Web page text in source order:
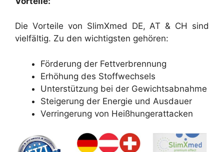
Die Vorteile von SlimXmed DE, AT & CH sind
vielfältig. Zu den wichtigsten gehören:
Förderung der Fettverbrennung
Erhöhung des Stoffwechsels
Unterstützung bei der Gewichtsabnahme
Steigerung der Energie und Ausdauer
Verringerung von Heißhungerattacken